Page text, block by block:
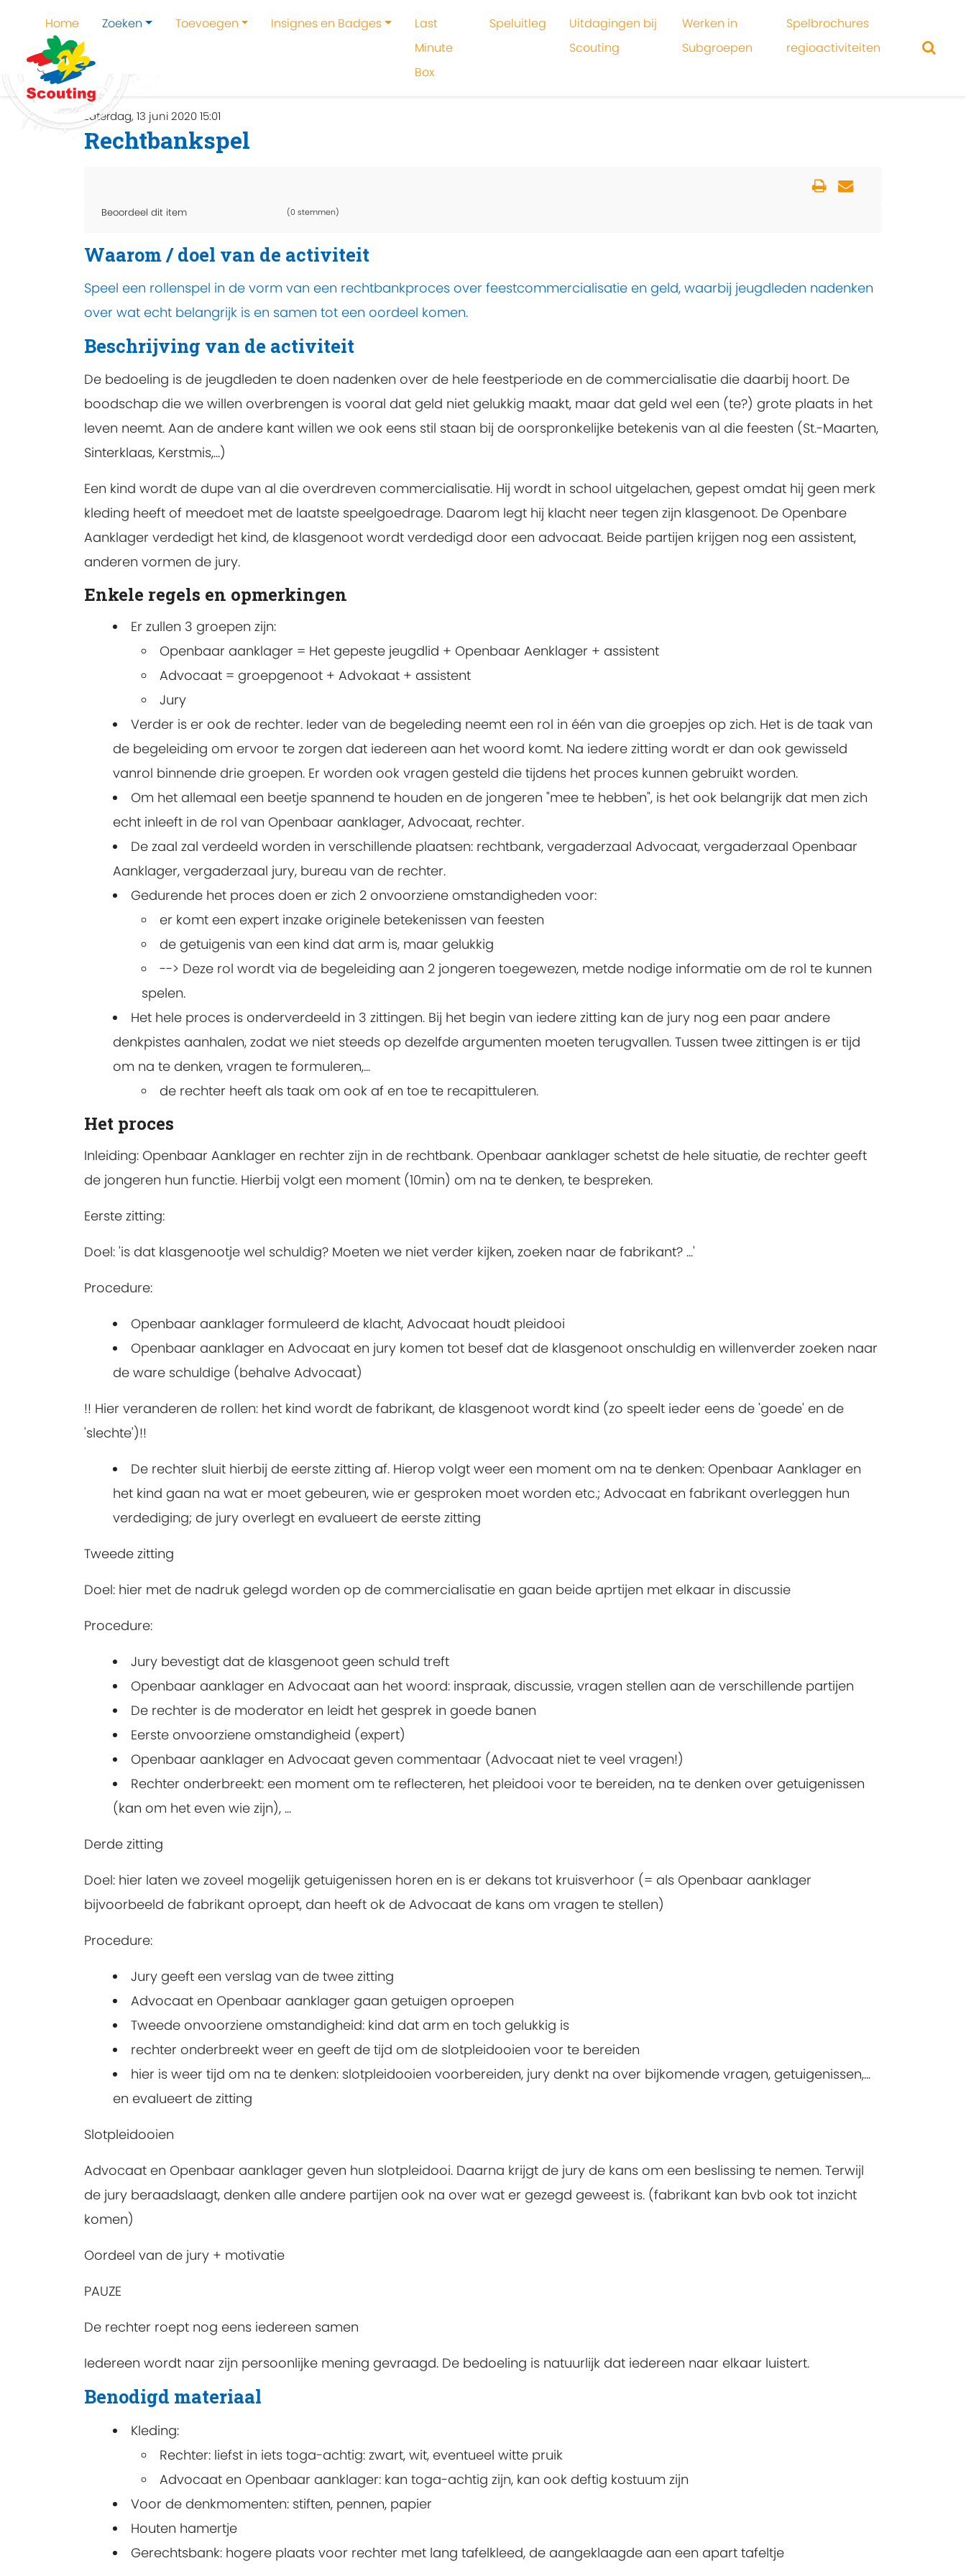
Home Zoeken Toevoegen Insignes en Badges
Last
Minute
Box
Speluitleg
Uitdagingen bij
Scouting
Werken in
Subgroepen
Spelbrochures
regioactiviteiten
Home Rechtbankspel
zaterdag, 13 juni 2020 15:01
Rechtbankspel
Beoordeel dit item (0 stemmen)
Waarom / doel van de activiteit
Speel een rollenspel in de vorm van een rechtbankproces over feestcommercialisatie en geld, waarbij jeugdleden nadenken
over wat echt belangrijk is en samen tot een oordeel komen.
Beschrijving van de activiteit
De bedoeling is de jeugdleden te doen nadenken over de hele feestperiode en de commercialisatie die daarbij hoort. De
boodschap die we willen overbrengen is vooral dat geld niet gelukkig maakt, maar dat geld wel een (te?) grote plaats in het
leven neemt. Aan de andere kant willen we ook eens stil staan bij de oorspronkelijke betekenis van al die feesten (St.-Maarten,
Sinterklaas, Kerstmis,...)
Een kind wordt de dupe van al die overdreven commercialisatie. Hij wordt in school uitgelachen, gepest omdat hij geen merk
kleding heeft of meedoet met de laatste speelgoedrage. Daarom legt hij klacht neer tegen zijn klasgenoot. De Openbare
Aanklager verdedigt het kind, de klasgenoot wordt verdedigd door een advocaat. Beide partijen krijgen nog een assistent,
anderen vormen de jury.
Enkele regels en opmerkingen
Er zullen 3 groepen zijn:
Openbaar aanklager = Het gepeste jeugdlid + Openbaar Aenklager + assistent
Advocaat = groepgenoot + Advokaat + assistent
Jury
Verder is er ook de rechter. Ieder van de begeleding neemt een rol in één van die groepjes op zich. Het is de taak van
de begeleiding om ervoor te zorgen dat iedereen aan het woord komt. Na iedere zitting wordt er dan ook gewisseld
vanrol binnende drie groepen. Er worden ook vragen gesteld die tijdens het proces kunnen gebruikt worden.
Om het allemaal een beetje spannend te houden en de jongeren "mee te hebben", is het ook belangrijk dat men zich
echt inleeft in de rol van Openbaar aanklager, Advocaat, rechter.
De zaal zal verdeeld worden in verschillende plaatsen: rechtbank, vergaderzaal Advocaat, vergaderzaal Openbaar
Aanklager, vergaderzaal jury, bureau van de rechter.
Gedurende het proces doen er zich 2 onvoorziene omstandigheden voor:
er komt een expert inzake originele betekenissen van feesten
de getuigenis van een kind dat arm is, maar gelukkig
--> Deze rol wordt via de begeleiding aan 2 jongeren toegewezen, metde nodige informatie om de rol te kunnen
spelen.
Het hele proces is onderverdeeld in 3 zittingen. Bij het begin van iedere zitting kan de jury nog een paar andere
denkpistes aanhalen, zodat we niet steeds op dezelfde argumenten moeten terugvallen. Tussen twee zittingen is er tijd
om na te denken, vragen te formuleren,...
de rechter heeft als taak om ook af en toe te recapittuleren.
Het proces
Inleiding: Openbaar Aanklager en rechter zijn in de rechtbank. Openbaar aanklager schetst de hele situatie, de rechter geeft
de jongeren hun functie. Hierbij volgt een moment (10min) om na te denken, te bespreken.
Eerste zitting:
Doel: 'is dat klasgenootje wel schuldig? Moeten we niet verder kijken, zoeken naar de fabrikant? ...'
Procedure:
Openbaar aanklager formuleerd de klacht, Advocaat houdt pleidooi
Openbaar aanklager en Advocaat en jury komen tot besef dat de klasgenoot onschuldig en willenverder zoeken naar
de ware schuldige (behalve Advocaat)
!! Hier veranderen de rollen: het kind wordt de fabrikant, de klasgenoot wordt kind (zo speelt ieder eens de 'goede' en de
'slechte')!!
De rechter sluit hierbij de eerste zitting af. Hierop volgt weer een moment om na te denken: Openbaar Aanklager en
het kind gaan na wat er moet gebeuren, wie er gesproken moet worden etc.; Advocaat en fabrikant overleggen hun
verdediging; de jury overlegt en evalueert de eerste zitting
Tweede zitting
Doel: hier met de nadruk gelegd worden op de commercialisatie en gaan beide aprtijen met elkaar in discussie
Procedure:
Jury bevestigt dat de klasgenoot geen schuld treft
Openbaar aanklager en Advocaat aan het woord: inspraak, discussie, vragen stellen aan de verschillende partijen
De rechter is de moderator en leidt het gesprek in goede banen
Eerste onvoorziene omstandigheid (expert)
Openbaar aanklager en Advocaat geven commentaar (Advocaat niet te veel vragen!)
Rechter onderbreekt: een moment om te reflecteren, het pleidooi voor te bereiden, na te denken over getuigenissen
(kan om het even wie zijn), ...
Derde zitting
Doel: hier laten we zoveel mogelijk getuigenissen horen en is er dekans tot kruisverhoor (= als Openbaar aanklager
bijvoorbeeld de fabrikant oproept, dan heeft ok de Advocaat de kans om vragen te stellen)
Procedure:
Jury geeft een verslag van de twee zitting
Advocaat en Openbaar aanklager gaan getuigen oproepen
Tweede onvoorziene omstandigheid: kind dat arm en toch gelukkig is
rechter onderbreekt weer en geeft de tijd om de slotpleidooien voor te bereiden
hier is weer tijd om na te denken: slotpleidooien voorbereiden, jury denkt na over bijkomende vragen, getuigenissen,...
en evalueert de zitting
Slotpleidooien
Advocaat en Openbaar aanklager geven hun slotpleidooi. Daarna krijgt de jury de kans om een beslissing te nemen. Terwijl
de jury beraadslaagt, denken alle andere partijen ook na over wat er gezegd geweest is. (fabrikant kan bvb ook tot inzicht
komen)
Oordeel van de jury + motivatie
PAUZE
De rechter roept nog eens iedereen samen
Iedereen wordt naar zijn persoonlijke mening gevraagd. De bedoeling is natuurlijk dat iedereen naar elkaar luistert.
Benodigd materiaal
Kleding:
Rechter: liefst in iets toga-achtig: zwart, wit, eventueel witte pruik
Advocaat en Openbaar aanklager: kan toga-achtig zijn, kan ook deftig kostuum zijn
Voor de denkmomenten: stiften, pennen, papier
Houten hamertje
Gerechtsbank: hogere plaats voor rechter met lang tafelkleed, de aangeklaagde aan een apart tafeltje